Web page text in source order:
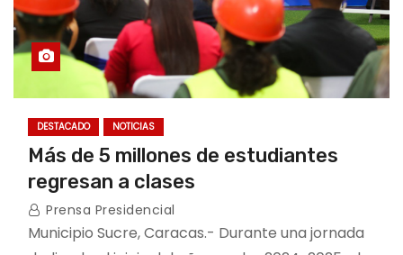
DESTACADO NOTICIAS
Más de 5 millones de estudiantes
regresan a clases
Prensa Presidencial
Municipio Sucre, Caracas.- Durante una jornada